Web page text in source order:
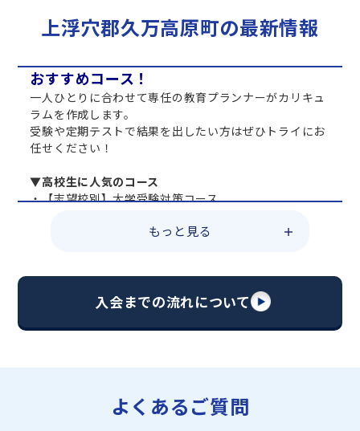
上浮穴郡久万高原町の最新情報
おすすめコース！
一人ひとりに合わせて専任の教育プランナーがカリキュ
ラムを作成します。
受験や定期テストで結果を出したい方はぜひトライにお
任せください！
▼高校生に人気のコース
・【志望校別】大学受験対策コース
・総合型選抜直前対策コース
・【志望校別】公立・私立高校受験対策コース
・宿題サポートコース
もっと見る
入会までの流れについて
よくあるご質問